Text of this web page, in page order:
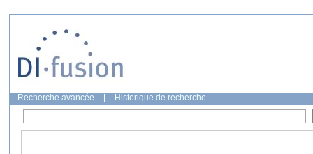
Recherche avancée Historique de recherche